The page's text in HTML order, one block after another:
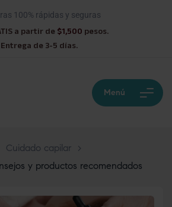
100% rápidas y seguras
a partir de $1,500 pesos.
Entrega de 3-5 días.
Menú
Cuidado capilar
>
y productos recomendados